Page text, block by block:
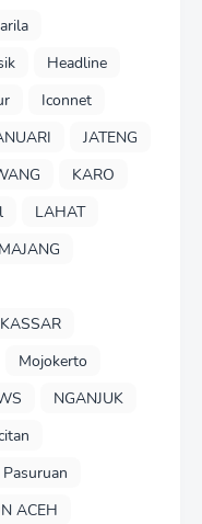
Headline
Iconnet
JATENG
KARO
l
LAHAT
Mojokerto
NGANJUK
Pasuruan
ACEH